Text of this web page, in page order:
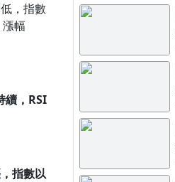
，指數
幅
續，RSI
指數以